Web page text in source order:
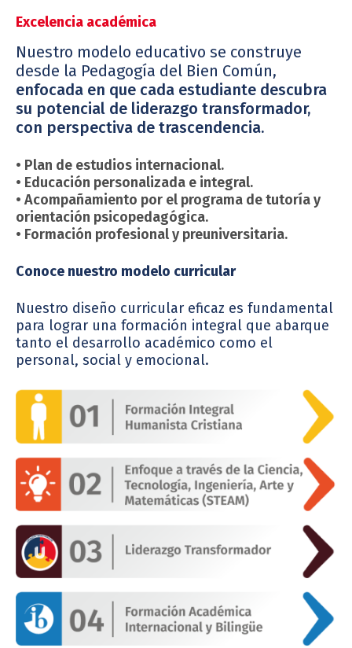
Excelencia académica
Nuestro modelo educativo se construye
desde la Pedagogía del Bien Común,
enfocada en que cada estudiante descubra
su potencial de liderazgo transformador,
con perspectiva de trascendencia.
• Plan de estudios internacional.
• Educación personalizada e integral.
• Acompañamiento por el programa de tutoría y
orientación psicopedagógica.
• Formación profesional y preuniversitaria.
Conoce nuestro modelo curricular
Nuestro diseño curricular eficaz es fundamental
para lograr una formación integral que abarque
tanto el desarrollo académico como el
personal, social y emocional.